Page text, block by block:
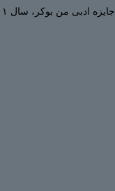
جایزه ادبی من بوکر، سال ۲۰۱۱